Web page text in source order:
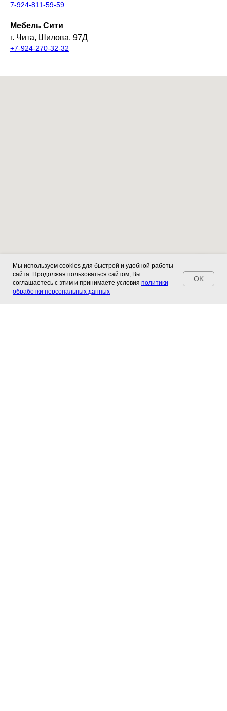
7-924-811-59-59
Мебель Сити
г. Чита, Шилова, 97Д
+7-924-270-32-32
Мы используем cookies для быстрой и удобной работы
сайта. Продолжая пользоваться сайтом, Вы
соглашаетесь с этим и принимаете условия политики
обработки персональных данных
OK